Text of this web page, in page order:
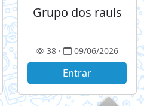
Grupo dos rauls
38 · 09/06/2026
Entrar